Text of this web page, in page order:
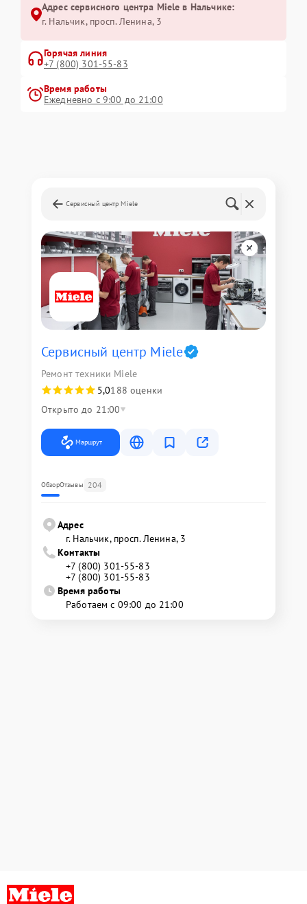
Адрес сервисного центра Miele в Нальчике:
г. Нальчик, просп. Ленина, 3
Горячая линия
+7 (800) 301-55-83
Время работы
Ежедневно с 9:00 до 21:00
Сервисный центр Miele
Сервисный центр Miele
Ремонт техники Miele
5,0188 оценки
Открыто до 21:00
Маршрут
ОбзорОтзывы 204
Адрес
г. Нальчик, просп. Ленина, 3
Контакты
+7 (800) 301-55-83
+7 (800) 301-55-83
Время работы
Работаем с 09:00 до 21:00